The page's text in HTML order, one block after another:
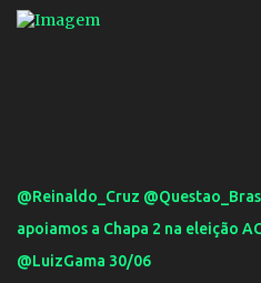
@Reinaldo_Cruz
apoiamos a Chapa 2 na eleição
@LuizGama 30/06